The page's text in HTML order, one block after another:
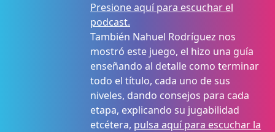
Presione aquí para escuchar el
podcast.
También Nahuel Rodríguez nos
mostró este juego, el hizo una guía
enseñando al detalle como terminar
todo el título, cada uno de sus
niveles, dando consejos para cada
etapa, explicando su jugabilidad
etcétera, pulsa aquí para escuchar la